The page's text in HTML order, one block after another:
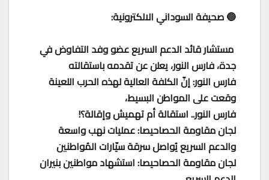
🔵 صحيفة السوداني الالكترونية:
مستشار قائد الدعم السريع عضو وفد التفاوض في
جدة، فارس النور، يعلن عن تقدمه باستقالته
فارس النور: إنّ الكلفة العالية لهذه الحرب اللعينة
وقعت على المواطن البسيط،
فارس النور.. استقالة أم تهميش وإقالة؟!
لجان مقاومة الحصاحيصا: عمليات نهب واسعة
والدعم السريع يُواصل سرقة سيّارات المُواطنين
لجان مقاومة الحصاحيصا: استشهاد مواطنين بنيران